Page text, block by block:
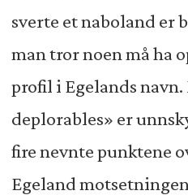
sverte et naboland er
man tror noen må ha
profil i Egelands navn.
deplorables» er
fire nevnte punktene
Egeland